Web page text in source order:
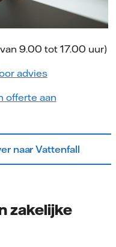
9.00 tot 17.00 uur)
advies
offerte aan
naar Vattenfall
zakelijke